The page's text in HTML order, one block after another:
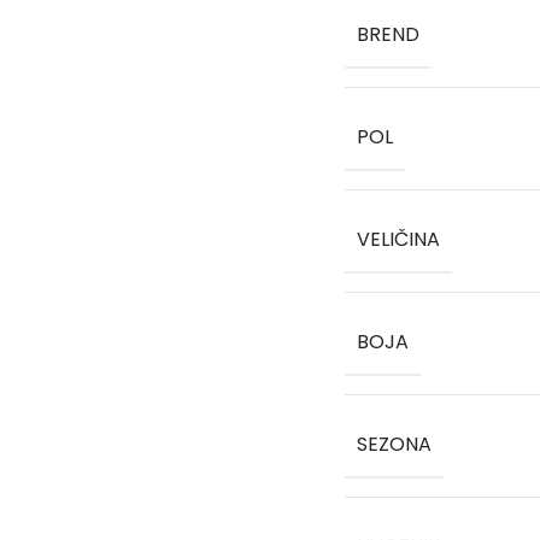
BREND
POL
VELIČINA
BOJA
SEZONA